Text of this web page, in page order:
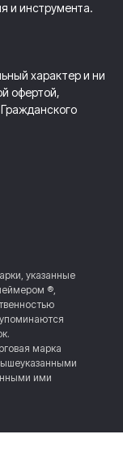
и инструмента.
характер и ни
офертой,
указанные
®,
марка
ими